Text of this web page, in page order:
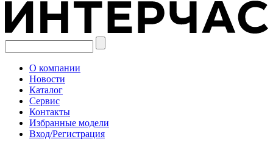
О компании
Новости
Каталог
Сервис
Контакты
Избранные модели
Вход/Регистрация